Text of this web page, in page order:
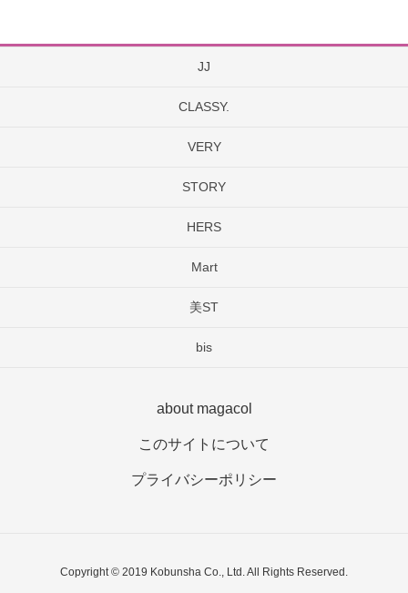
JJ
CLASSY.
VERY
STORY
HERS
Mart
美ST
bis
about magacol
このサイトについて
プライバシーポリシー
Copyright © 2019 Kobunsha Co., Ltd. All Rights Reserved.